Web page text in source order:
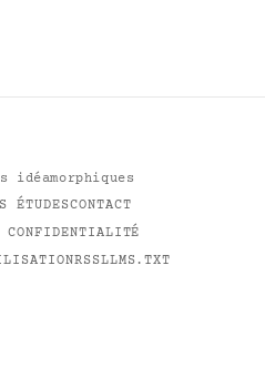
idéamorphiques
ÉTUDESCONTACT
RSSLLMS.TXT